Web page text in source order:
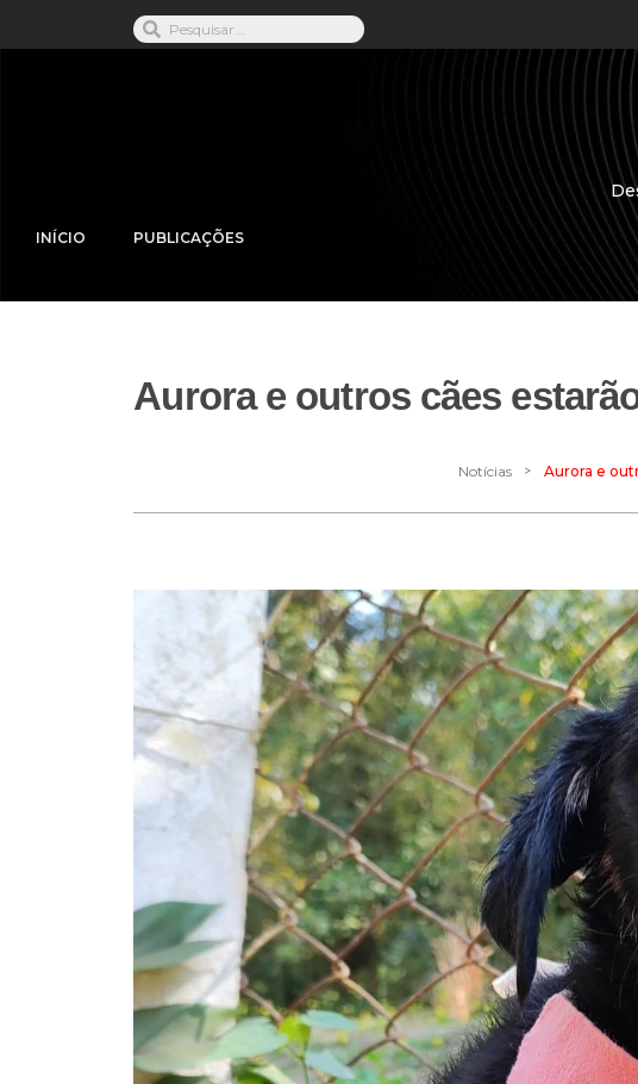
INÍCIO PUBLICAÇÕES
Aurora e outros cães
Notícias > Aurora e